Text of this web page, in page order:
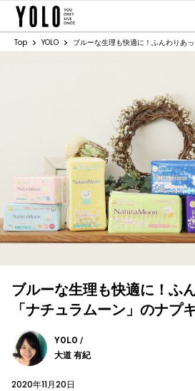
Top YOLO ブルーな生理も快適に！ふんわりあ
ブルーな生理も快適に！ふ
「ナチュラムーン」のナプ
YOLO /
大道 有紀
2020年11月20日